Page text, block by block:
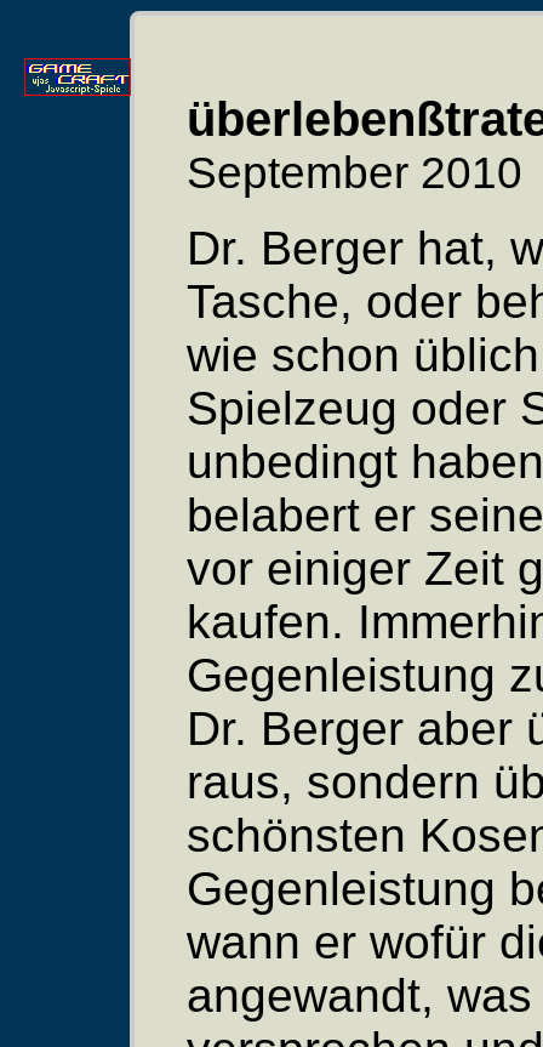
September 2010
Dr. Berger hat,
Tasche, oder
wie schon
Spielzeug oder
unbedingt
belabert er
vor einiger Zeit
kaufen.
Gegenleistung
Dr. Berger aber
raus, sondern
schönsten
Gegenleistung
wann er wofür
angewandt,